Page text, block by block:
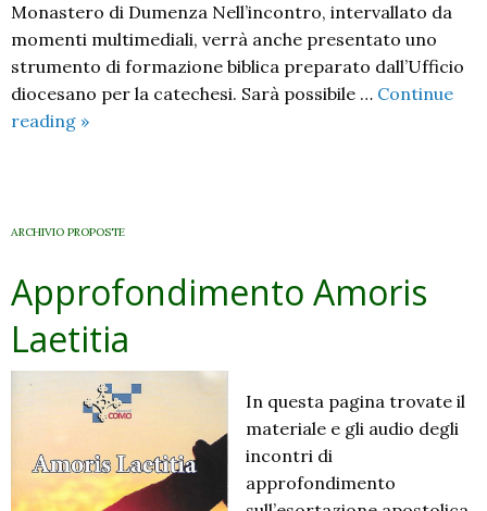
Monastero di Dumenza Nell’incontro, intervallato da
momenti multimediali, verrà anche presentato uno
strumento di formazione biblica preparato dall’Ufficio
diocesano per la catechesi. Sarà possibile … Continue
reading Vangelo
Vangelo
Luca
»
ARCHIVIO PROPOSTE
Approfondimento Amoris
Laetitia
In questa pagina trovate il
materiale e gli audio degli
incontri di
approfondimento